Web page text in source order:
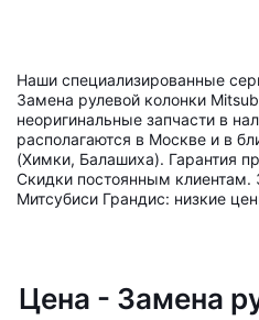
Наши специализированные
Замена рулевой колонки
неоригинальные запчасти в
располагаются в Москве и в
(Химки, Балашиха). Гарантия
Скидки постоянным клиентам.
Митсубиси Грандис: низкие
Цена - Замена